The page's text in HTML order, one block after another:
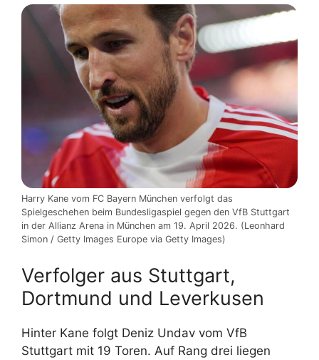
Harry Kane vom FC Bayern München verfolgt das
Spielgeschehen beim Bundesligaspiel gegen den VfB Stuttgart
in der Allianz Arena in München am 19. April 2026. (Leonhard
Simon / Getty Images Europe via Getty Images)
Verfolger aus Stuttgart,
Dortmund und Leverkusen
Hinter Kane folgt Deniz Undav vom VfB
Stuttgart mit 19 Toren. Auf Rang drei liegen